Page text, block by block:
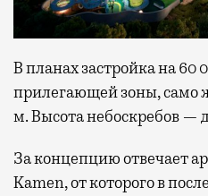
В планах застройка на 60
прилегающей зоны, само
м. Высота небоскребов —
За концепцию отвечает
Kamen, от которого в